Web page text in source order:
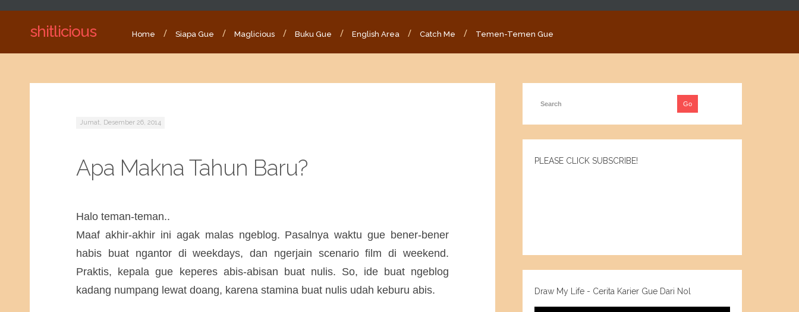
shitlicious Home Siapa Gue Maglicious Buku Gue English Area Catch Me Temen-Temen Gue
Jumat, Desember 26, 2014
Apa Makna Tahun Baru?
Halo teman-teman..
Maaf akhir-akhir ini agak malas ngeblog. Pasalnya waktu gue bener-bener
habis buat ngantor di weekdays, dan ngerjain scenario film di weekend.
Praktis, kepala gue keperes abis-abisan buat nulis. So, ide buat ngeblog
kadang numpang lewat doang, karena stamina buat nulis udah keburu abis.
PLEASE CLICK SUBSCRIBE!
Draw My Life - Cerita Karier Gue Dari Nol